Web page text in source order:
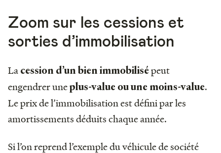
Zoom sur les cessions et
sorties d’immobilisation
La cession d’un bien immobilisépeut
engendrer uneplus-value ou une moins-value.
Le prix de l’immobilisation est défini par les
amortissements déduits chaque année.
Si l’on reprend l’exemple du véhicule de société